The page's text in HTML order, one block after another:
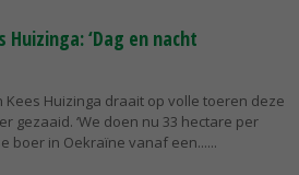
‘Dag en nacht
Kees Huizinga draait op volle toeren deze
gezaaid. ‘We doen nu 33 hectare per
boer in Oekraïne vanaf een...